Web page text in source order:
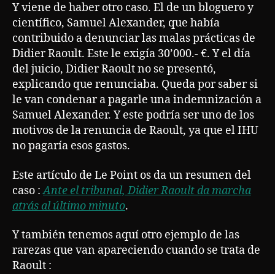
Y viene de haber otro caso. El de un bloguero y
científico, Samuel Alexander, que había
contribuido a denunciar las malas prácticas de
Didier Raoult. Este le exigía 30’000.- €. Y el día
del juicio, Didier Raoult no se presentó,
explicando que renunciaba. Queda por saber si
le van condenar a pagarle una indemnización a
Samuel Alexander. Y este podría ser uno de los
motivos de la renuncia de Raoult, ya que el IHU
no pagaría esos gastos.
Este artículo de Le Point os da un resumen del
caso :Ante el tribunal, Didier Raoult da marcha
atrás al último minuto.
Y también tenemos aquí otro ejemplo de las
rarezas que van apareciendo cuando se trata de
Raoult :